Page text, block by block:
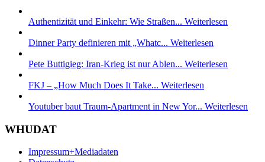
Authentizität und Einkehr: Wie Straßen... Weiterlesen
Dinner Party definieren mit „Whatc... Weiterlesen
Pete Buttigieg: Iran-Krieg ist nur Ablen... Weiterlesen
FKJ – „How Much Does It Take... Weiterlesen
Youtuber baut Traum-Apartment in New Yor... Weiterlesen
WHUDAT
Impressum+Mediadaten